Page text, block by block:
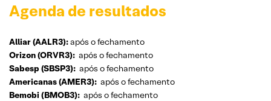
Agenda de resultados
Alliar (AALR3):após o fechamento
Orizon (ORVR3): após o fechamento
Sabesp (SBSP3): após o fechamento
Americanas (AMER3): após o fechamento
Bemobi (BMOB3): após o fechamento